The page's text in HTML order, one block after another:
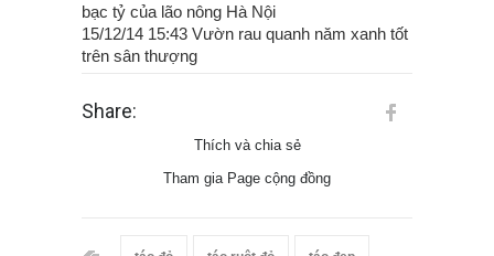
bạc tỷ của lão nông Hà Nội
15/12/14 15:43 Vườn rau quanh năm xanh tốt
trên sân thượng
Share:
Thích và chia sẻ
Tham gia Page cộng đồng